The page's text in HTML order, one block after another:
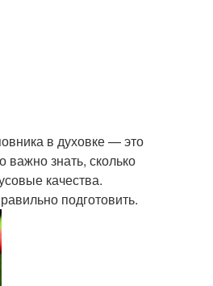
в духовке — это
знать, сколько
качества.
подготовить.